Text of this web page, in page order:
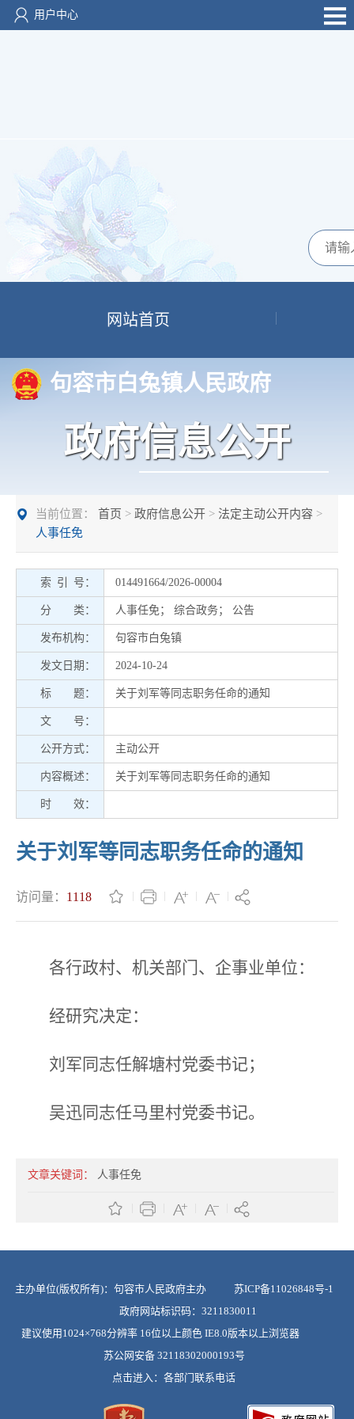
用户中心
网站首页
句容市白兔镇人民政府
政府信息公开
当前位置： 首页 > 政府信息公开 > 法定主动公开内容 >
人事任免
索 引 号： 014491664/2026-00004
分 类： 人事任免 ； 综合政务； 公告
发布机构： 句容市白兔镇
发文日期： 2024-10-24
标 题： 关于刘军等同志职务任命的通知
文 号：
公开方式： 主动公开
内容概述： 关于刘军等同志职务任命的通知
时 效：
关于刘军等同志职务任命的通知
访问量： 1118
各行政村、机关部门、企事业单位：
经研究决定：
刘军同志任解塘村党委书记；
吴迅同志任马里村党委书记。
文章关键词： 人事任免
主办单位(版权所有)：句容市人民政府主办 苏ICP备11026848号-1
政府网站标识码：3211830011
建议使用1024×768分辨率 16位以上颜色 IE8.0版本以上浏览器
苏公网安备 32118302000193号
点击进入： 各部门联系电话